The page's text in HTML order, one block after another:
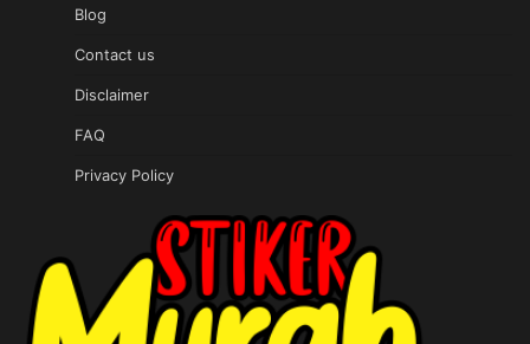
Blog
Contact us
Disclaimer
FAQ
Privacy Policy